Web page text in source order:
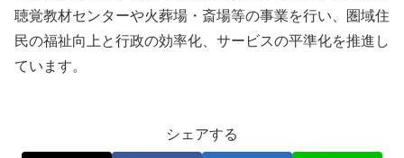
聴覚教材センターや火葬場・斎場等の事業を行い、圏域住
民の福祉向上と行政の効率化、サービスの平準化を推進し
ています。
シェアする